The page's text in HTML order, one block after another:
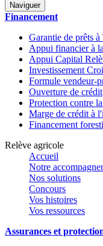
Naviguer
Financement
Garantie de prêts
Appui financier à
Appui Capital
Investissement
Formule vendeur-
Ouverture de crédit
Protection contre
Marge de crédit à
Financement
Relève agricole
Accueil
Notre
Nos solutions
Concours
Vos histoires
Vos ressources
Assurances et